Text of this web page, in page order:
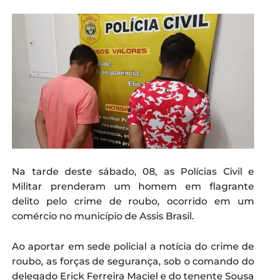
Na tarde deste sábado, 08, as Polícias Civil e
Militar prenderam um homem em flagrante
delito pelo crime de roubo, ocorrido em um
comércio no município de Assis Brasil.
Ao aportar em sede policial a notícia do crime de
roubo, as forças de segurança, sob o comando do
delegado Erick Ferreira Maciel e do tenente Sousa